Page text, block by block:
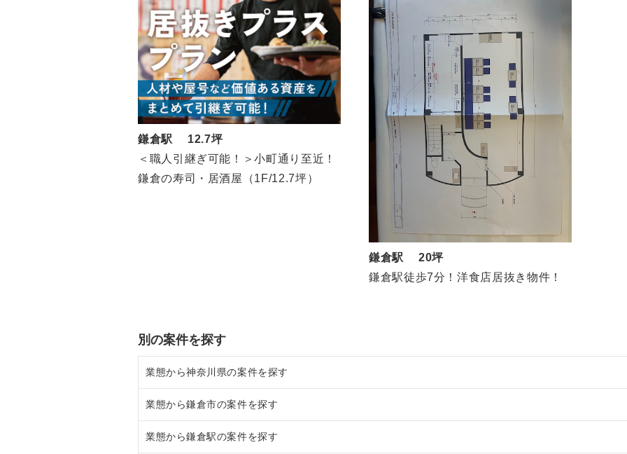
鎌倉駅 12.7坪
＜職人引継ぎ可能！＞小町通り至近！
鎌倉の寿司・居酒屋（1F/12.7坪）
鎌倉駅 20坪
鎌倉駅徒歩7分！洋食店居抜き物件！
別の案件を探す
業態から神奈川県の案件を探す
神奈川県のラーメンの居抜き売却物件の案件一覧
神奈川県のフランス料理の居抜き売却物件の案件一覧
業態から鎌倉市の案件を探す
鎌倉市のラーメンの居抜き売却物件の案件一覧
業態から鎌倉駅の案件を探す